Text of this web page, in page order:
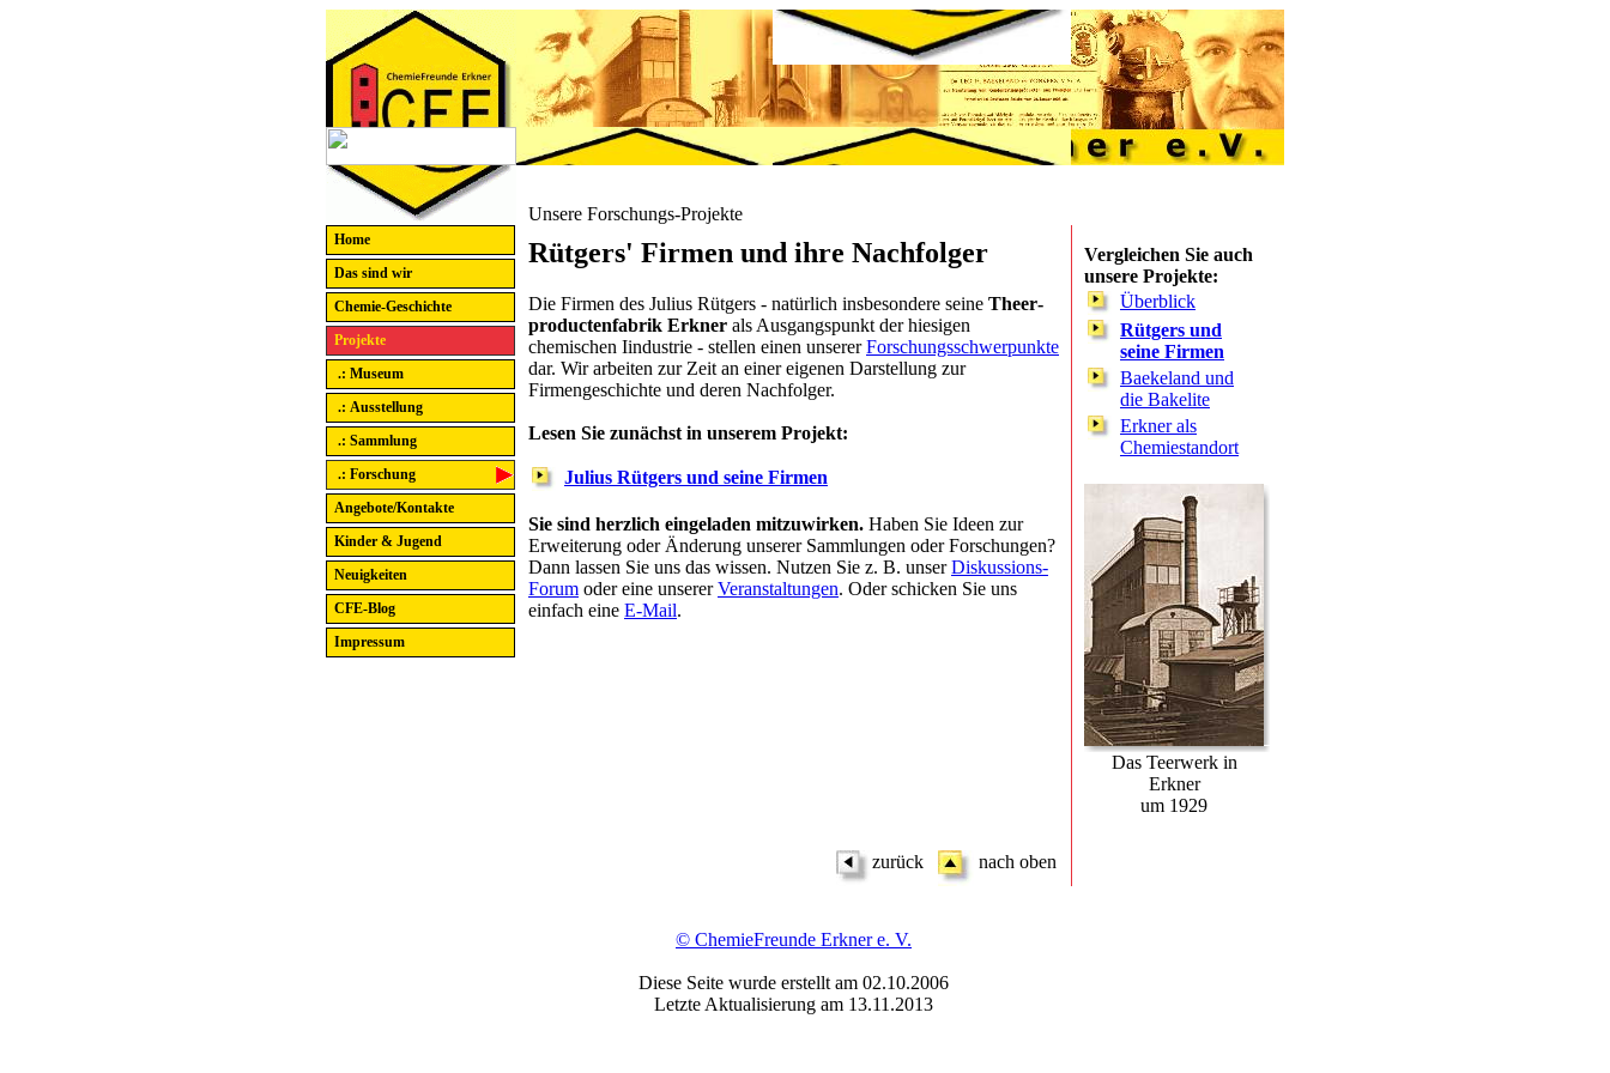
Unsere Forschungs-Projekte
Home
Das sind wir
Chemie-Geschichte
Projekte
.: Museum
.: Ausstellung
.: Sammlung
.: Forschung
Angebote/Kontakte
Kinder & Jugend
Neuigkeiten
CFE-Blog
Impressum
Rütgers' Firmen und ihre Nachfolger
Die Firmen des Julius Rütgers - natürlich insbesondere seine Theer­
productenfabrik Erkner als Ausgangspunkt der hiesigen
chemischen Iindustrie - stellen einen unsererForschungsschwerpunkte
dar. Wir arbeiten zur Zeit an einer eigenen Darstellung zur
Firmengeschichte und deren Nachfolger.
Lesen Sie zunächst in unserem Projekt:
Julius Rütgers und seine Firmen
Sie sind herzlich eingeladen mitzuwirken. Haben Sie Ideen zur
Erweiterung oder Änderung unserer Sammlungen oder Forschungen?
Dann lassen Sie uns das wissen. Nutzen Sie z. B. unserDiskussions-
Forum oder eine unsererVeranstaltungen. Oder schicken Sie uns
einfach eine E-Mail.
Vergleichen Sie auch
unsere Projekte:
Überblick
Rütgers und
seine Firmen
Baekeland und
die Bakelite
Erkner als
Chemiestandort
Das Teerwerk in
Erkner
um 1929
zurück nach oben
© ChemieFreunde Erkner e. V.
Diese Seite wurde erstellt am 02.10.2006
Letzte Aktualisierung am 13.11.2013